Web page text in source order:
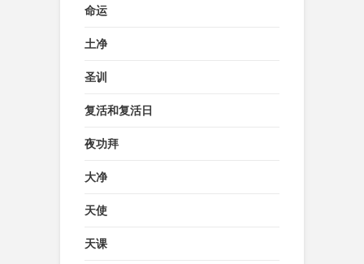
命运
土净
圣训
复活和复活日
夜功拜
大净
天使
天课